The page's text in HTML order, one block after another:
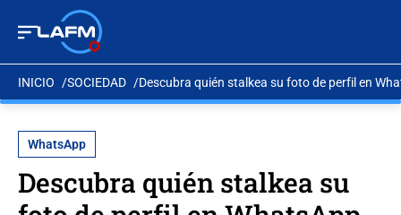
INICIO SOCIEDAD Descubra quién stalkea su foto de perfil en
WhatsApp
Descubra quién stalkea su